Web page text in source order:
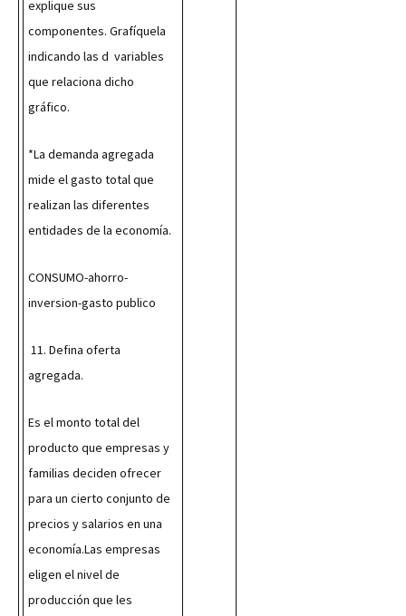
explique sus
componentes. Grafíquela
indicando las d  variables
que relaciona dicho
gráfico.
*La demanda agregada
mide el gasto total que
realizan las diferentes
entidades de la economía.
CONSUMO-ahorro-
inversion-gasto publico
agregada.
Es el monto total del
producto que empresas y
familias deciden ofrecer
para un cierto conjunto de
precios y salarios en una
economía.Las empresas
eligen el nivel de
producción que les